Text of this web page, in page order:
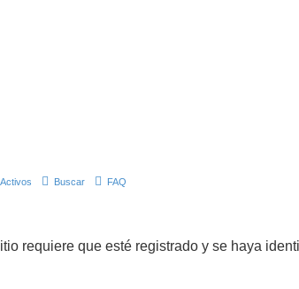
Buscar FAQ
requiere que esté registrado y se haya